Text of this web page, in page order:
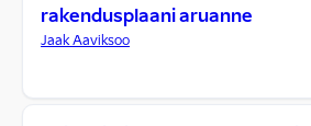
rakendusplaani aruanne
Jaak Aaviksoo